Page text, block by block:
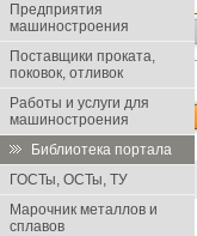
Предприятия
машиностроения
Поставщики проката,
поковок, отливок
Работы и услуги для
машиностроения
Библиотека портала
ГОСТы, ОСТы, ТУ
Марочник металлов и
сплавов